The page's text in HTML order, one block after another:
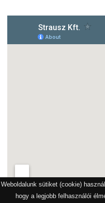
Weboldalunk sütiket (cookie)
hogy a legjobb felhasználói